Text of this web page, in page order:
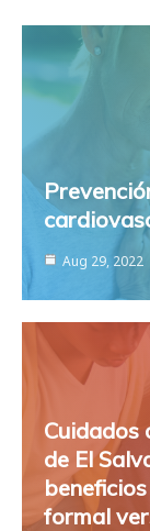
Aug 29, 2022
Cuidados
de El
formal